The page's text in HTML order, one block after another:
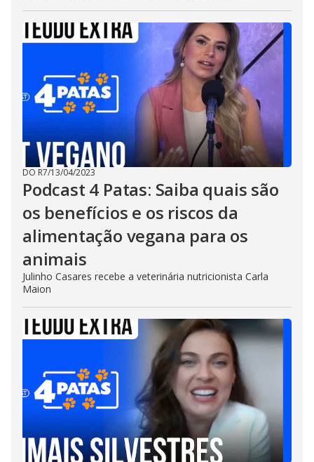
DO R7/13/04/2023
Podcast 4 Patas: Saiba quais são
os benefícios e os riscos da
alimentação vegana para os
animais
Julinho Casares recebe a veterinária nutricionista Carla
Maion